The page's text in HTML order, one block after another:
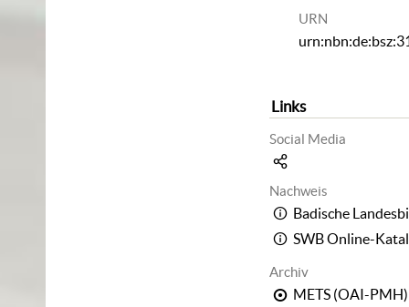
URN
Links
Social Media
Nachweis
Badische
SWB Online-
Archiv
METS (OAI-PMH)